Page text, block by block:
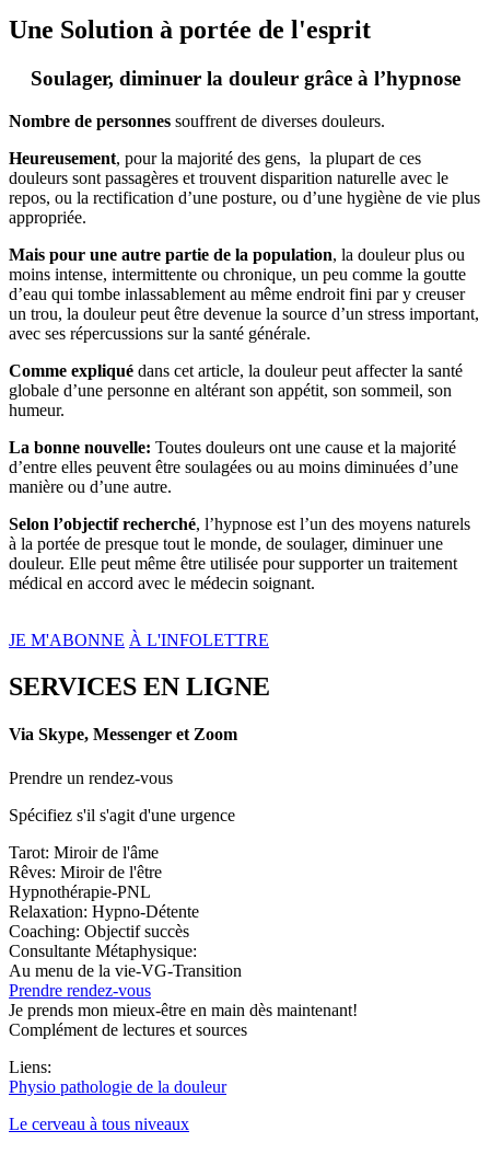
Une Solution à portée de l'esprit
Soulager, diminuer la douleur grâce à l’hypnose
Nombre de personnes souffrent de diverses douleurs.
Heureusement, pour la majorité des gens, la plupart de ces
douleurs sont passagères et trouvent disparition naturelle avec le
repos, ou la rectification d’une posture, ou d’une hygiène de vie plus
appropriée.
Mais pour une autre partie de la population, la douleur plus ou
moins intense, intermittente ou chronique, un peu comme la goutte
d’eau qui tombe inlassablement au même endroit fini par y creuser
un trou, la douleur peut être devenue la source d’un stress important,
avec ses répercussions sur la santé générale.
Comme expliqué dans cet article, la douleur peut affecter la santé
globale d’une personne en altérant son appétit, son sommeil, son
humeur.
La bonne nouvelle: Toutes douleurs ont une cause et la majorité
d’entre elles peuvent être soulagées ou au moins diminuées d’une
manière ou d’une autre.
Selon l’objectif recherché, l’hypnose est l’un des moyens naturels
à la portée de presque tout le monde, de soulager, diminuer une
douleur. Elle peut même être utilisée pour supporter un traitement
médical en accord avec le médecin soignant.
JE M'ABONNE À L'INFOLETTRE
SERVICES EN LIGNE
Via Skype, Messenger et Zoom
Prendre un rendez-vous
Spécifiez s'il s'agit d'une urgence
Tarot: Miroir de l'âme
Rêves: Miroir de l'être
Hypnothérapie-PNL
Relaxation: Hypno-Détente
Coaching: Objectif succès
Consultante Métaphysique:
Au menu de la vie-VG-Transition
Prendre rendez-vous
Je prends mon mieux-être en main dès maintenant!
Complément de lectures et sources
Liens:
Physio pathologie de la douleur
Le cerveau à tous niveaux